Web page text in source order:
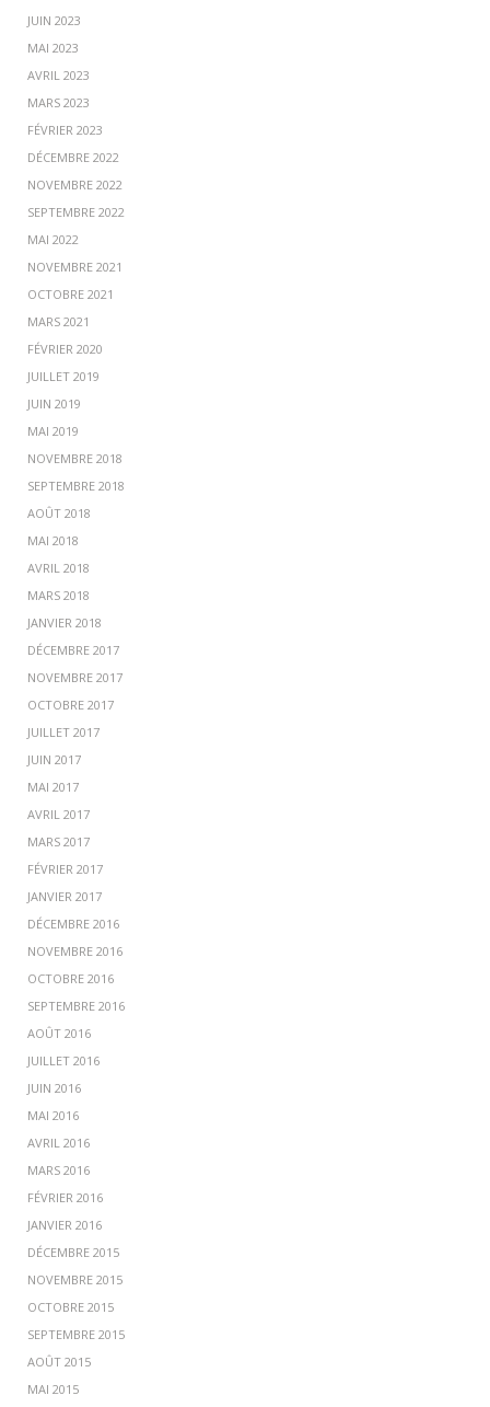
JUIN 2023
MAI 2023
AVRIL 2023
MARS 2023
FÉVRIER 2023
DÉCEMBRE 2022
NOVEMBRE 2022
SEPTEMBRE 2022
MAI 2022
NOVEMBRE 2021
OCTOBRE 2021
MARS 2021
FÉVRIER 2020
JUILLET 2019
JUIN 2019
MAI 2019
NOVEMBRE 2018
SEPTEMBRE 2018
AOÛT 2018
MAI 2018
AVRIL 2018
MARS 2018
JANVIER 2018
DÉCEMBRE 2017
NOVEMBRE 2017
OCTOBRE 2017
JUILLET 2017
JUIN 2017
MAI 2017
AVRIL 2017
MARS 2017
FÉVRIER 2017
JANVIER 2017
DÉCEMBRE 2016
NOVEMBRE 2016
OCTOBRE 2016
SEPTEMBRE 2016
AOÛT 2016
JUILLET 2016
JUIN 2016
MAI 2016
AVRIL 2016
MARS 2016
FÉVRIER 2016
JANVIER 2016
DÉCEMBRE 2015
NOVEMBRE 2015
OCTOBRE 2015
SEPTEMBRE 2015
AOÛT 2015
MAI 2015